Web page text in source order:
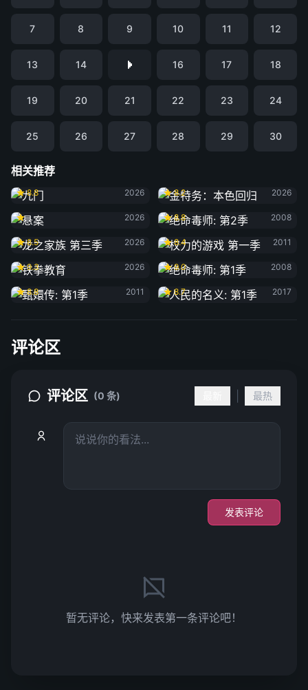
7 8 9 10 11 12
13 14 16 17 18
19 20 21 22 23 24
25 26 27 28 29 30
相关推荐
九门
8.8
2026
8.2
2026
悬案
2026
绝命毒师: 第2季
8.8
2008
龙之家族 第三季
8.5
2026
权力的游戏 第一季
8.4
2011
铁拳教育
9.3
2026
绝命毒师: 第1季
9.0
2008
甄嬛传: 第1季
8.8
2011
人民的名义: 第1季
8.7
2017
评论区
评论区 (0 条) 最热
发表评论
暂无评论，快来发表第一条评论吧！